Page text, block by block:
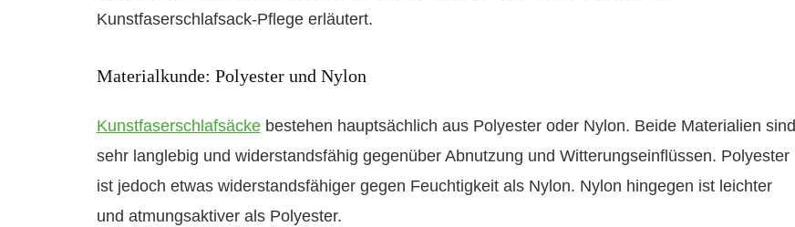
Kunstfaserschlafsack-Pflege erläutert.
Materialkunde: Polyester und Nylon
Kunstfaserschlafsäckebestehen hauptsächlich aus Polyester oder Nylon. Beide Materialien sind
sehr langlebig und widerstandsfähig gegenüber Abnutzung und Witterungseinflüssen. Polyester
ist jedoch etwas widerstandsfähiger gegen Feuchtigkeit als Nylon. Nylon hingegen ist leichter
und atmungsaktiver als Polyester.